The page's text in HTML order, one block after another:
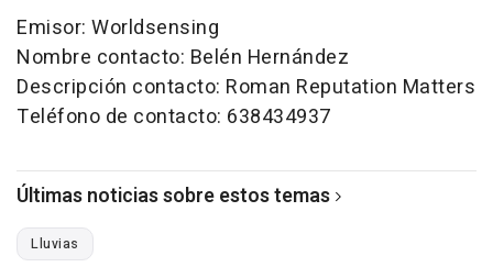
Emisor: Worldsensing
Nombre contacto: Belén Hernández
Descripción contacto: Roman Reputation Matters
Teléfono de contacto: 638434937
Últimas noticias sobre estos temas
Lluvias